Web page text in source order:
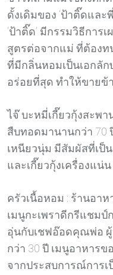
ดั้งเดิมของ ‘ป้าติ๊ดแล
‘ป้าติ๊ด’ มีกรรมวิธีกา
สูตรต่อจากแม่ ที่ต้องท
ที่มีกลิ่นหอมเป็นเอกลั
อร่อยที่สุด ทำให้ขายข้
ไจ๊ บะหมี่เกี๊ยวกุ้งสะพ
สืบทอดมานานกว่า 70
เหนียวนุ่ม มีสัมผัสที่เป็
และเกี๊ยวกุ้งเครื่องแน่
ครัวเนื้อหอม : ร้านอาห
เมนูกะเพราดีกรีแชมป์
อุ่นกับเชฟอ๊อดคุณพ่อ
กว่า 30 ปี เมนูอาหาร
จากประสบการณ์การเ